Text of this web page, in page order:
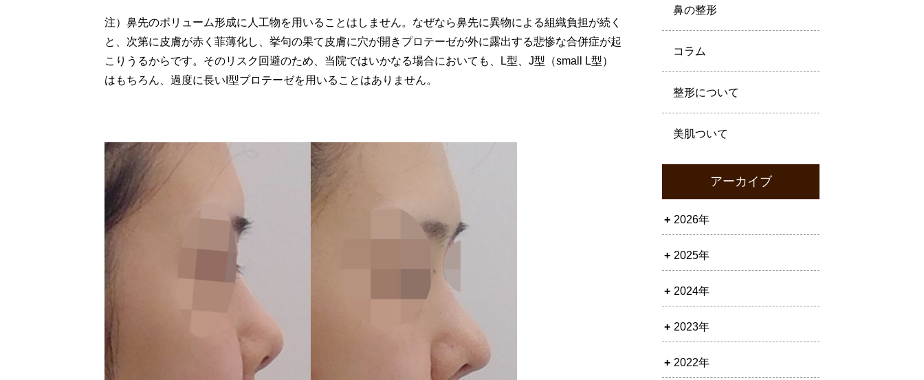
注）鼻先のボリューム形成に人工物を用いることはしません。なぜなら鼻先に異物による組織負担が続く
と、次第に皮膚が赤く菲薄化し、挙句の果て皮膚に穴が開きプロテーゼが外に露出する悲惨な合併症が起
こりうるからです。そのリスク回避のため、当院ではいかなる場合においても、L型、J型（small L型）
はもちろん、過度に長いI型プロテーゼを用いることはありません。
鼻の整形
コラム
整形について
美肌ついて
アーカイブ
2026年
2025年
2024年
2023年
2022年